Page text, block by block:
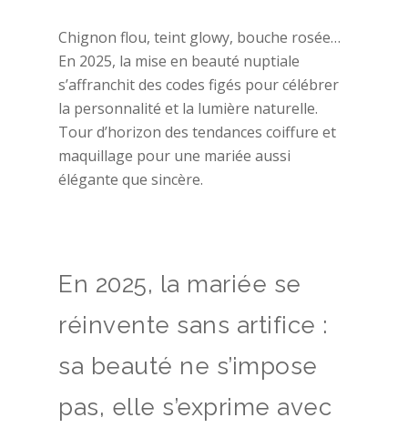
Chignon flou, teint glowy, bouche rosée…
En 2025, la mise en beauté nuptiale
s’affranchit des codes figés pour célébrer
la personnalité et la lumière naturelle.
Tour d’horizon des tendances coiffure et
maquillage pour une mariée aussi
élégante que sincère.
En 2025, la mariée se
réinvente sans artifice :
sa beauté ne s’impose
pas, elle s’exprime avec